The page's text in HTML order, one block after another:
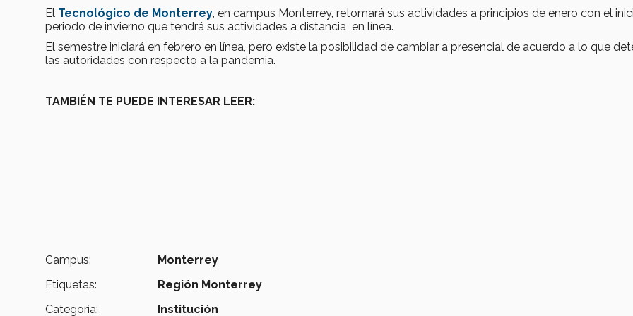
El Tecnológico de Monterrey , en campus Monterrey, retomará sus actividades a principios de enero con el
periodo de invierno que tendrá sus actividades a distancia en línea.
El semestre iniciará en febrero en línea, pero existe la posibilidad de cambiar a presencial de acuerdo a lo que
las autoridades con respecto a la pandemia.
TAMBIÉN TE PUEDE INTERESAR LEER:
Campus:
Monterrey
Etiquetas:
Región Monterrey
Categoría:
Institución